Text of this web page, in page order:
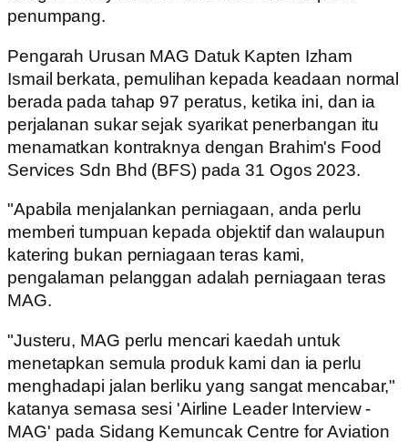
penumpang.
Pengarah Urusan MAG Datuk Kapten Izham
Ismail berkata, pemulihan kepada keadaan normal
berada pada tahap 97 peratus, ketika ini, dan ia
perjalanan sukar sejak syarikat penerbangan itu
menamatkan kontraknya dengan Brahim's Food
Services Sdn Bhd (BFS) pada 31 Ogos 2023.
"Apabila menjalankan perniagaan, anda perlu
memberi tumpuan kepada objektif dan walaupun
katering bukan perniagaan teras kami,
pengalaman pelanggan adalah perniagaan teras
MAG.
"Justeru, MAG perlu mencari kaedah untuk
menetapkan semula produk kami dan ia perlu
menghadapi jalan berliku yang sangat mencabar,"
katanya semasa sesi 'Airline Leader Interview -
MAG' pada Sidang Kemuncak Centre for Aviation